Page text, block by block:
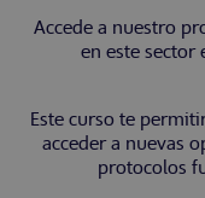
Accede a nuestro
en este sector
Este curso te
acceder a nuevas
protocolos